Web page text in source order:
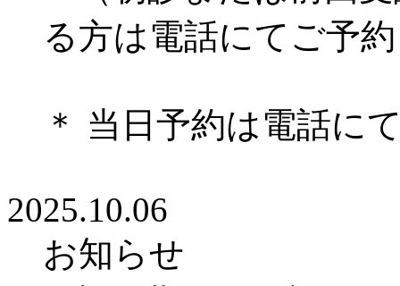
る方は電話にてご予
＊ 当日予約は電話に
2025.10.06
お知らせ